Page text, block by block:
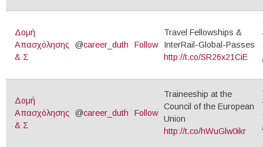
Δομή
Απασχόλησης
& Σ
@career_duth Follow
Travel Fellowships &
InterRail-Global-Passes
http://t.co/SR26x21CiE
Δομή
Απασχόλησης
& Σ
@career_duth Follow
Traineeship at the
Council of the European
Union
http://t.co/hWuGlw0ikr